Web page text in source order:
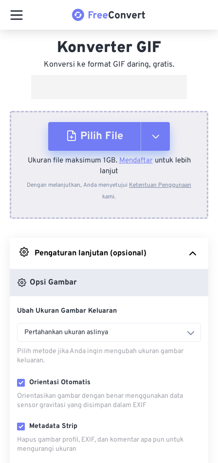
Konverter GIF
Konversi ke format GIF daring, gratis.
Pilih File
Dari Perangkat
Dari Dropbox
Ukuran file maksimum 1GB.Mendaftaruntuk lebih
lanjut
Dengan melanjutkan, Anda menyetujui Ketentuan Penggunaan
kami.
Pengaturan lanjutan (opsional)
Opsi Gambar
Ubah Ukuran Gambar Keluaran
Pertahankan ukuran aslinya
Pilih metode jika Anda ingin mengubah ukuran gambar
keluaran.
Orientasi Otomatis
Orientasikan gambar dengan benar menggunakan data
sensor gravitasi yang disimpan dalam EXIF
Metadata Strip
Hapus gambar profil, EXIF, dan komentar apa pun untuk
mengurangi ukuran